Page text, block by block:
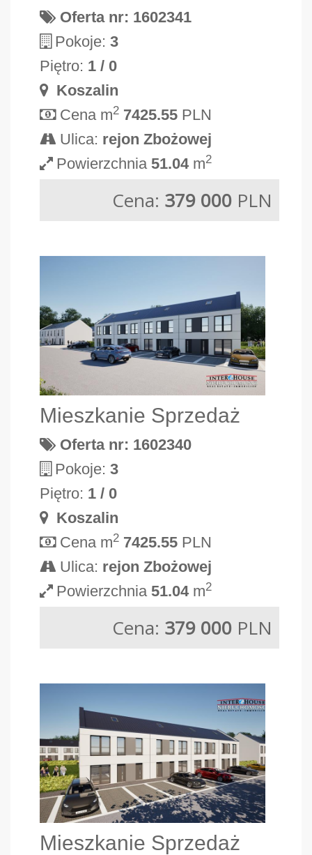
Oferta nr: 1602341
Pokoje:3
Piętro: 1 / 0
Koszalin
Cena m2 7425.55 PLN
Ulica: rejon Zbożowej
Powierzchnia51.04 m2
Cena: 379 000 PLN
Mieszkanie Sprzedaż
Oferta nr: 1602340
Pokoje:3
Piętro: 1 / 0
Koszalin
Cena m2 7425.55 PLN
Ulica: rejon Zbożowej
Powierzchnia51.04 m2
Cena: 379 000 PLN
Mieszkanie Sprzedaż